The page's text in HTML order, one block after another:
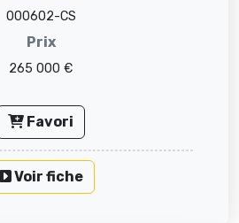
000602-CS
Prix
265 000 €
Favori
Voir fiche